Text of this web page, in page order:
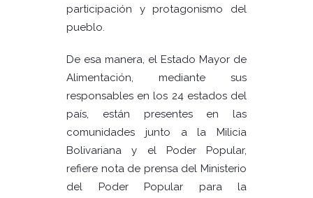
participación y protagonismo del
pueblo.
De esa manera, el Estado Mayor de
Alimentación, mediante sus
responsables en los 24 estados del
país, están presentes en las
comunidades junto a la Milicia
Bolivariana y el Poder Popular,
refiere nota de prensa del Ministerio
del Poder Popular para la